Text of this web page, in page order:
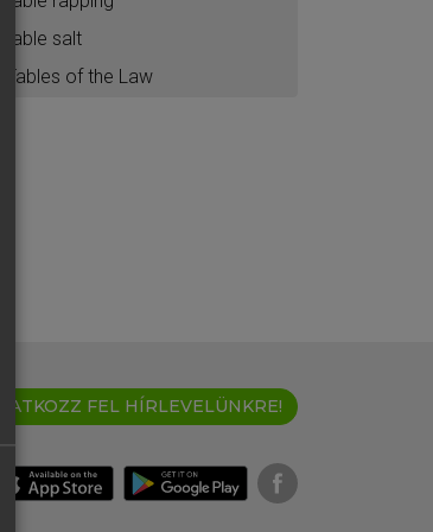
table salt
Tables of the Law
IRATKOZZ FEL HÍRLEVELÜNKRE!